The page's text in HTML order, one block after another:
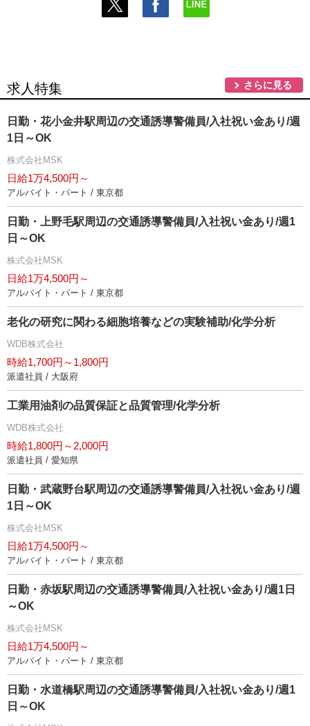
求人特集 さらに見る
日勤・花小金井駅周辺の交通誘導警備員/入社祝い金あり/週
1日～OK
株式会社MSK
日給1万4,500円～
アルバイト・パート / 東京都
日勤・上野毛駅周辺の交通誘導警備員/入社祝い金あり/週1
日～OK
株式会社MSK
日給1万4,500円～
アルバイト・パート / 東京都
老化の研究に関わる細胞培養などの実験補助/化学分析
WDB株式会社
時給1,700円～1,800円
派遣社員 / 大阪府
工業用油剤の品質保証と品質管理/化学分析
WDB株式会社
時給1,800円～2,000円
派遣社員 / 愛知県
日勤・武蔵野台駅周辺の交通誘導警備員/入社祝い金あり/週
1日～OK
株式会社MSK
日給1万4,500円～
アルバイト・パート / 東京都
日勤・赤坂駅周辺の交通誘導警備員/入社祝い金あり/週1日
～OK
株式会社MSK
日給1万4,500円～
アルバイト・パート / 東京都
日勤・水道橋駅周辺の交通誘導警備員/入社祝い金あり/週1
日～OK